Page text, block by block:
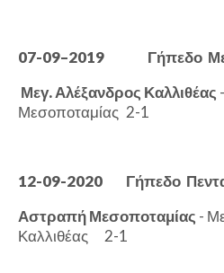
07-09–2019
Γήπεδο
Μεγ. Αλέξανδρος Καλλιθέας
Μεσοποταμίας 2-1
12-09-2020
Γήπεδο
Αστραπή Μεσοποταμίας -
Καλλιθέας
2-1